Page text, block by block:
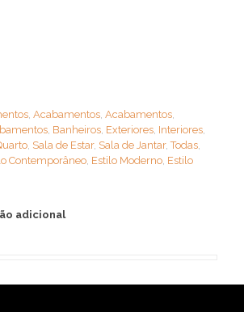
, Acabamentos, Acabamentos,
, Banheiros, Exteriores, Interiores,
, Sala de Estar, Sala de Jantar,Todas,
Contemporâneo, Estilo Moderno, Estilo
adicional